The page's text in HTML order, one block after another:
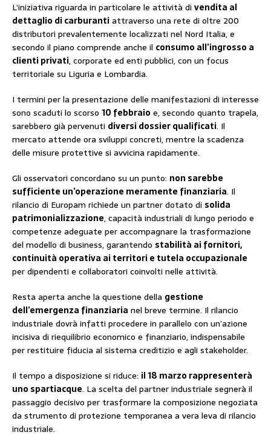
L’iniziativa riguarda in particolare le attività di vendita al
dettaglio di carburantiattraverso una rete di oltre 200
distributori prevalentemente localizzati nel Nord Italia, e
secondo il piano comprende anche il consumo all’ingrosso a
clienti privati, corporate ed enti pubblici, con un focus
territoriale su Liguria e Lombardia.
I termini per la presentazione delle manifestazioni di interesse
sono scaduti lo scorso 10 febbraio e, secondo quanto trapela,
sarebbero già pervenuti diversi dossier qualificati. Il
mercato attende ora sviluppi concreti, mentre la scadenza
delle misure protettive si avvicina rapidamente.
Gli osservatori concordano su un punto: non sarebbe
sufficiente un’operazione meramente finanziaria. Il
rilancio di Europam richiede un partner dotato di solida
patrimonializzazione, capacità industriali di lungo periodo e
competenze adeguate per accompagnare la trasformazione
del modello di business, garantendo stabilità ai fornitori,
continuità operativa ai territori e tutela occupazionale
per dipendenti e collaboratori coinvolti nelle attività.
Resta aperta anche la questione della gestione
dell’emergenza finanziaria nel breve termine. Il rilancio
industriale dovrà infatti procedere in parallelo con un’azione
incisiva di riequilibrio economico e finanziario, indispensabile
per restituire fiducia al sistema creditizio e agli stakeholder.
Il tempo a disposizione si riduce: il 18 marzo rappresenterà
uno spartiacque. La scelta del partner industriale segnerà il
passaggio decisivo per trasformare la composizione negoziata
da strumento di protezione temporanea a vera leva di rilancio
industriale.